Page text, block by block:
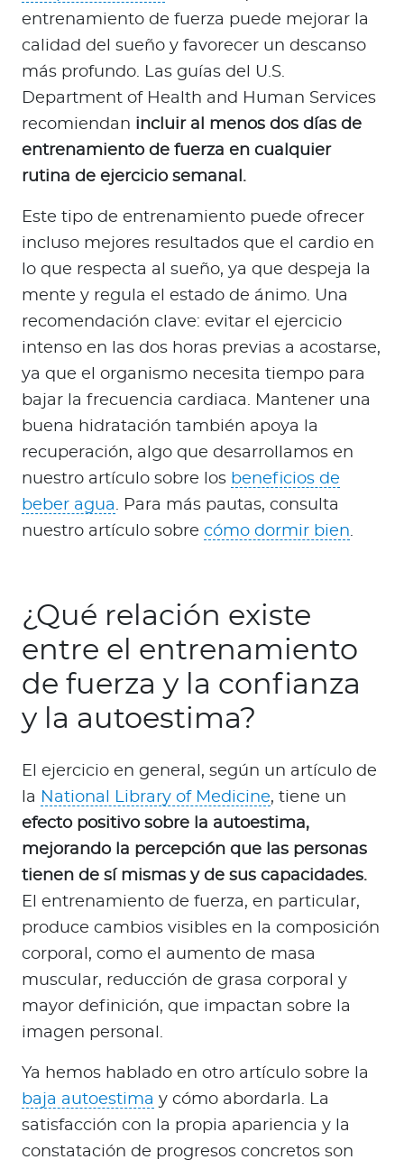
entrenamiento de fuerza puede mejorar la
calidad del sueño y favorecer un descanso
más profundo. Las guías del U.S.
Department of Health and Human Services
recomiendan incluir al menos dos días de
entrenamiento de fuerza en cualquier
rutina de ejercicio semanal.
Este tipo de entrenamiento puede ofrecer
incluso mejores resultados que el cardio en
lo que respecta al sueño, ya que despeja la
mente y regula el estado de ánimo. Una
recomendación clave: evitar el ejercicio
intenso en las dos horas previas a acostarse,
ya que el organismo necesita tiempo para
bajar la frecuencia cardiaca. Mantener una
buena hidratación también apoya la
recuperación, algo que desarrollamos en
nuestro artículo sobre los beneficios de
beber agua. Para más pautas, consulta
nuestro artículo sobre cómo dormir bien.
¿Qué relación existe
entre el entrenamiento
de fuerza y la confianza
y la autoestima?
El ejercicio en general, según un artículo de
la National Library of Medicine, tiene un
efecto positivo sobre la autoestima,
mejorando la percepción que las personas
tienen de sí mismas y de sus capacidades.
El entrenamiento de fuerza, en particular,
produce cambios visibles en la composición
corporal, como el aumento de masa
muscular, reducción de grasa corporal y
mayor definición, que impactan sobre la
imagen personal.
Ya hemos hablado en otro artículo sobre la
baja autoestima y cómo abordarla. La
satisfacción con la propia apariencia y la
constatación de progresos concretos son